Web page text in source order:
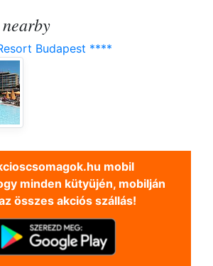
Budapest ****
mobil
minden kütyüjén, mobilján
összes akciós szállás!